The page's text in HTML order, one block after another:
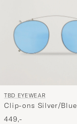
TBD EYEWEAR
Clip-ons Silver/Blue
449,-